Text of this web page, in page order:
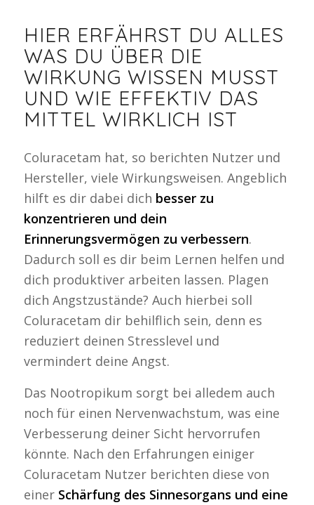
HIER ERFÄHRST DU ALLES
WAS DU ÜBER DIE
WIRKUNG WISSEN MUSST
UND WIE EFFEKTIV DAS
MITTEL WIRKLICH IST
Coluracetam hat, so berichten Nutzer und
Hersteller, viele Wirkungsweisen. Angeblich
hilft es dir dabei dich besser zu
konzentrieren und dein
Erinnerungsvermögen zu verbessern.
Dadurch soll es dir beim Lernen helfen und
dich produktiver arbeiten lassen. Plagen
dich Angstzustände? Auch hierbei soll
Coluracetam dir behilflich sein, denn es
reduziert deinen Stresslevel und
vermindert deine Angst.
Das Nootropikum sorgt bei alledem auch
noch für einen Nervenwachstum, was eine
Verbesserung deiner Sicht hervorrufen
könnte. Nach den Erfahrungen einiger
Coluracetam Nutzer berichten diese von
einer Schärfung des Sinnesorgans und eine